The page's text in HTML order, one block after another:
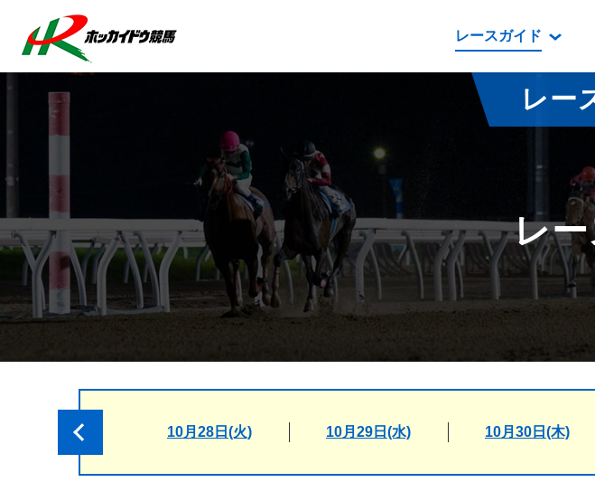
レースガイド
レース情報
払戻金一覧
騎手成績表
馬番成績表
オッズ
データルーム
騎手・調教師紹介
坂路調教映像
遠征馬情報
番組編成要領
レー
レ
10月28日(火) 10月29日(水) 10月30日(木)